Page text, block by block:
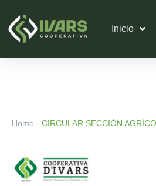
contenido
Inicio
Home - CIRCULAR SECCIÓN